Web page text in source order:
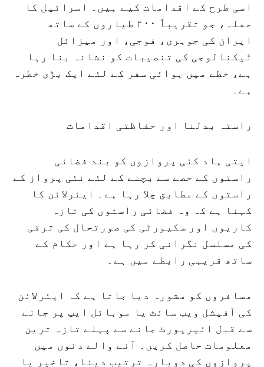
اسی طرح کے اقدامات کیے ہیں۔ اسرائیل کا
حملہ، جو تقریباً ۲۰۰ طیاروں کے ساتھ
ایران کی جوہری، فوجی، اور میزائل
ٹیکنالوجی کی تنصیبات کو نشانہ بنا رہا
ہے، خطے میں ہوائی سفر کے لئے ایک بڑی خطرہ
ہے۔
راستہ بدلنا اور حفاظتی اقدامات
ایتی ہاد کئی پروازوں کو بند فضائی
راستوں کے حصے سے بچنے کے لئے نئی پرواز کے
راستوں کے مطابق چلا رہا ہے۔ ایئرلائن کا
کہنا ہے کہ وہ فضائی راستوں کی تازہ
کاریوں اور سکیورٹی کی صورتحال کی ترقی
کی مسلسل نگرانی کر رہا ہے اور حکام کے
ساتھ قریبی رابطے میں ہے۔
مسافروں کو مشورہ دیا جاتا ہے کہ ایئرلائن
کی آفیشل ویب سائٹ یا موبائل ایپ پر جانے
سے قبل ائیرپورٹ جانے سے پہلے تازہ ترین
معلومات حاصل کریں۔ آنے والے دنوں میں
پروازوں کی دوبارہ ترتیب دینا، تاخیر یا